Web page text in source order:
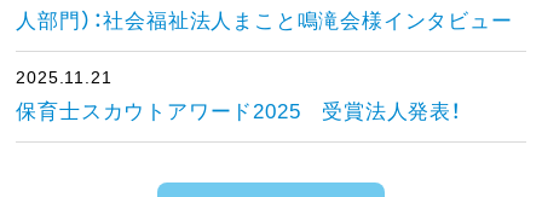
人部門）：社会福祉法人まこと鳴滝会様インタビュー
2025.11.21
保育士スカウトアワード2025 受賞法人発表！